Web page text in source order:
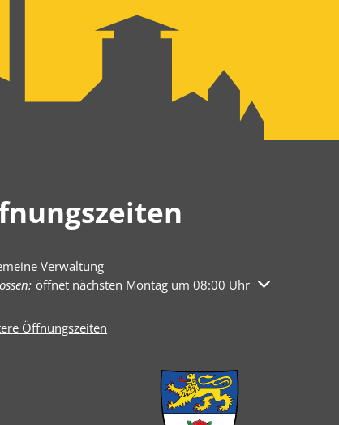
Verwaltung
um weitere Öffnungs- oder Schließzeiten auszublenden
öffnet nächsten Montag um 08:00 Uhr
Öffnungszeiten